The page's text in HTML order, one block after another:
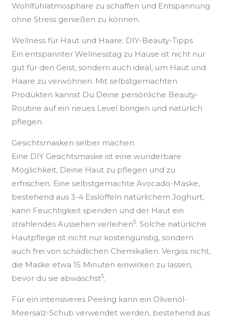
Wohlfühlatmosphäre zu schaffen und Entspannung
ohne Stress genießen zu können.
Wellness für Haut und Haare: DIY-Beauty-Tipps
Ein entspannter Wellnesstag zu Hause ist nicht nur
gut für den Geist, sondern auch ideal, um Haut und
Haare zu verwöhnen. Mit selbstgemachten
Produkten kannst Du Deine persönliche Beauty-
Routine auf ein neues Level bringen und natürlich
pflegen.
Gesichtsmasken selber machen
Eine DIY Gesichtsmaske ist eine wunderbare
Möglichkeit, Deine Haut zu pflegen und zu
erfrischen. Eine selbstgemachte Avocado-Maske,
bestehend aus 3-4 Esslöffeln natürlichem Joghurt,
kann Feuchtigkeit spenden und der Haut ein
strahlendes Aussehen verleihen5. Solche natürliche
Hautpflege ist nicht nur kostengünstig, sondern
auch frei von schädlichen Chemikalien. Vergiss nicht,
die Maske etwa 15 Minuten einwirken zu lassen,
bevor du sie abwäschst5.
Für ein intensiveres Peeling kann ein Olivenöl-
Meersalz-Schub verwendet werden, bestehend aus